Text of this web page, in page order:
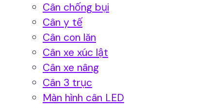
Cân chống bụi
Cân y tế
Cân con lăn
Cân xe xúc lật
Cân xe nâng
Cân 3 trục
Màn hình cân LED